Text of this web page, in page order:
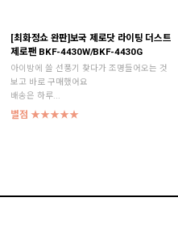
[최화정쇼 완판]보국 제로닷 라이팅 더스트
제로팬 BKF-4430W/BKF-4430G
아이방에 쓸 선풍기 찾다가 조명들어오는 것
보고 바로 구매했어요
배송은 하루...
별점 ★★★★★